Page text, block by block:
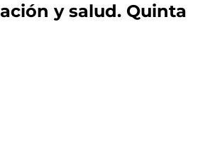
y salud. Quinta